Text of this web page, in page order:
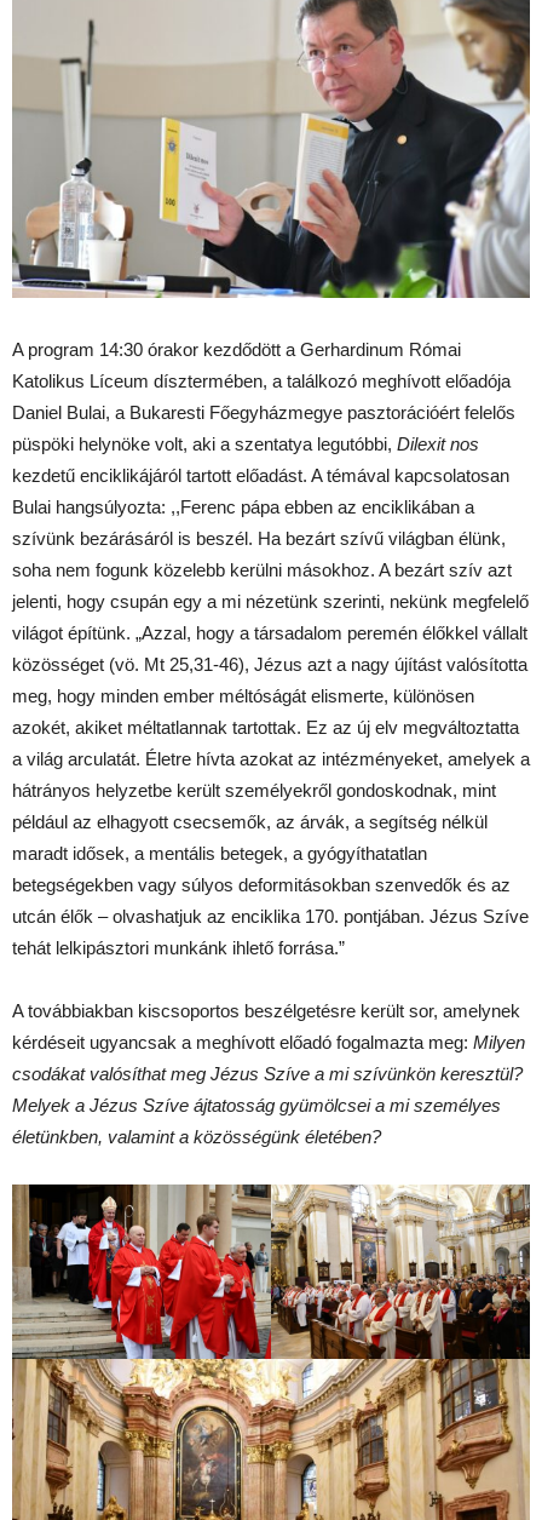
A program 14:30 órakor kezdődött a Gerhardinum Római
Katolikus Líceum dísztermében, a találkozó meghívott előadója
Daniel Bulai, a Bukaresti Főegyházmegye pasztorációért felelős
püspöki helynöke volt, aki a szentatya legutóbbi, Dilexit nos
kezdetű enciklikájáról tartott előadást. A témával kapcsolatosan
Bulai hangsúlyozta: ,,Ferenc pápa ebben az enciklikában a
szívünk bezárásáról is beszél. Ha bezárt szívű világban élünk,
soha nem fogunk közelebb kerülni másokhoz. A bezárt szív azt
jelenti, hogy csupán egy a mi nézetünk szerinti, nekünk megfelelő
világot építünk. „Azzal, hogy a társadalom peremén élőkkel vállalt
közösséget (vö. Mt 25,31-46), Jézus azt a nagy újítást valósította
meg, hogy minden ember méltóságát elismerte, különösen
azokét, akiket méltatlannak tartottak. Ez az új elv megváltoztatta
a világ arculatát. Életre hívta azokat az intézményeket, amelyek a
hátrányos helyzetbe került személyekről gondoskodnak, mint
például az elhagyott csecsemők, az árvák, a segítség nélkül
maradt idősek, a mentális betegek, a gyógyíthatatlan
betegségekben vagy súlyos deformitásokban szenvedők és az
utcán élők – olvashatjuk az enciklika 170. pontjában. Jézus Szíve
tehát lelkipásztori munkánk ihlető forrása.”
A továbbiakban kiscsoportos beszélgetésre került sor, amelynek
kérdéseit ugyancsak a meghívott előadó fogalmazta meg: Milyen
csodákat valósíthat meg Jézus Szíve a mi szívünkön keresztül?
Melyek a Jézus Szíve ájtatosság gyümölcsei a mi személyes
életünkben, valamint a közösségünk életében?